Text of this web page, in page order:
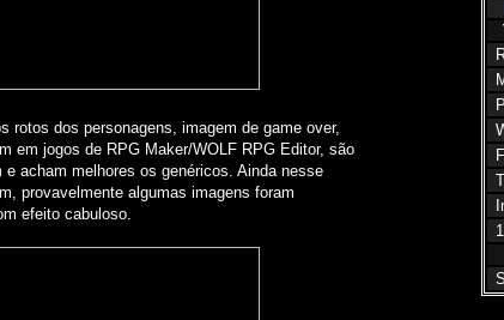
rotos dos personagens, imagem de game over,
em jogos de RPG Maker/WOLF RPG Editor, são
acham melhores os genéricos. Ainda nesse
provavelmente algumas imagens foram
efeito cabuloso.